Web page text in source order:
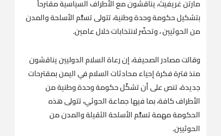
مارتن غريفيث، يناقشون مع الأطراف السياسية مقترحاً
بتشكيل حكومة وحدة وطنية، تتولى تسلُّم الأسلحة والمدن
من الحوثيين ، وتحضّر لانتخابات خلال عامين.
وقالت مصادر الصحيفة، إن رعاة السلام الدوليين يناقشون
منذ فترة فكرة إحياء محادثات السلام في اليمن بمقترحات
جديدة، تنص على أن تشكّل حكومة وحدة وطنية من
الأطراف كافة، بما فيها جماعة الحوثي، تتولى هذه
الحكومة مهمة تسلُّم الأسلحة الثقيلة والمدن من
الحوثيين.